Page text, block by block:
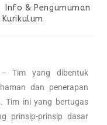
Info & Pengumuman
Kurikulum
– Tim yang dibentuk
dan penerapan
Tim ini yang bertugas
prinsip-prinsip dasar